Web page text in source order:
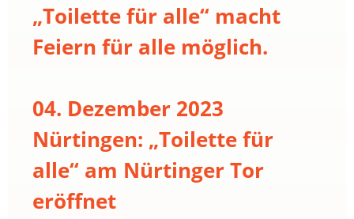
„Toilette für alle“ macht
Feiern für alle möglich.
04. Dezember 2023
Nürtingen: „Toilette für
alle“ am Nürtinger Tor
eröffnet